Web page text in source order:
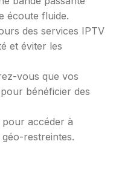
écoute fluide.
des services IPTV
et éviter les
vous que vos
bénéficier des
pour accéder à
restreintes.